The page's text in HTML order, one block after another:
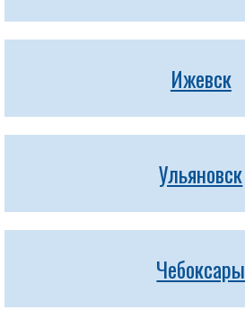
Ижевск
Ульяновск
Чебоксары